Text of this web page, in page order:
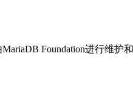
Foundation进行维护